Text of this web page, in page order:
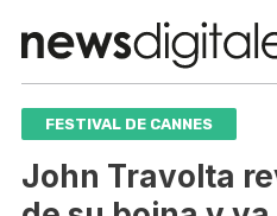
FESTIVAL DE CANNES
John Travolta